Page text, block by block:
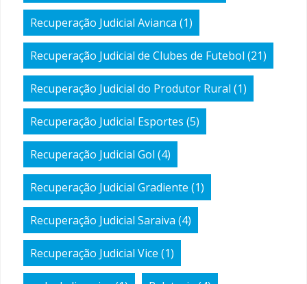
Recuperação Judicial Avianca (1)
Recuperação Judicial de Clubes de Futebol (21)
Recuperação Judicial do Produtor Rural (1)
Recuperação Judicial Esportes (5)
Recuperação Judicial Gol (4)
Recuperação Judicial Gradiente (1)
Recuperação Judicial Saraiva (4)
Recuperação Judicial Vice (1)